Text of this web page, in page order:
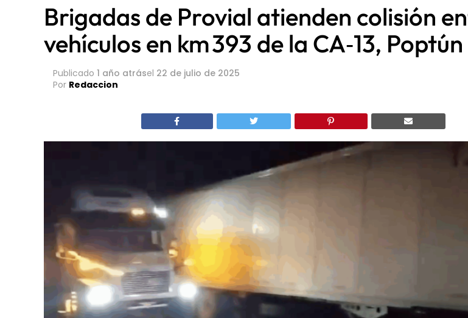
Brigadas de Provial atienden colisión
vehículos en km 393 de la CA‑13, Poptún
Publicado 1 año atrásel 22 de julio de 2025
Por Redaccion